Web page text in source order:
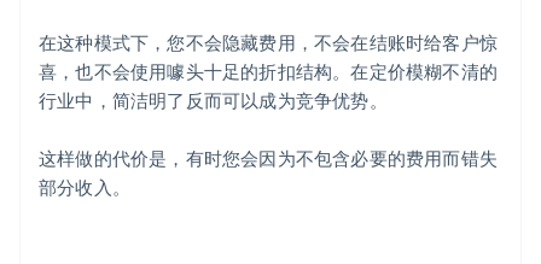
在这种模式下，您不会隐藏费用，不会在结账时给客户惊
喜，也不会使用噱头十足的折扣结构。在定价模糊不清的
行业中，简洁明了反而可以成为竞争优势。
这样做的代价是，有时您会因为不包含必要的费用而错失
部分收入。